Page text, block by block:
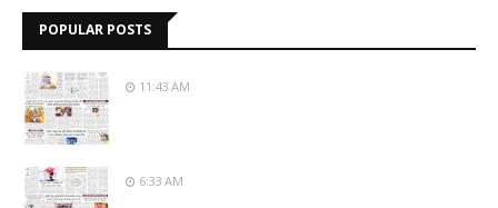
POPULAR POSTS
11:43 AM
6:33 AM